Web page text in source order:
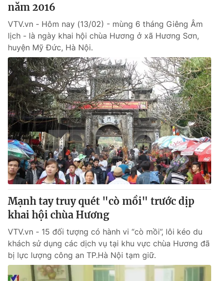
năm 2016
VTV.vn - Hôm nay (13/02) - mùng 6 tháng Giêng Âm
lịch - là ngày khai hội chùa Hương ở xã Hương Sơn,
huyện Mỹ Đức, Hà Nội.
Mạnh tay truy quét "cò mồi" trước dịp
khai hội chùa Hương
VTV.vn - 15 đối tượng có hành vi “cò mồi”, lôi kéo du
khách sử dụng các dịch vụ tại khu vực chùa Hương đã
bị lực lượng công an TP.Hà Nội tạm giữ.